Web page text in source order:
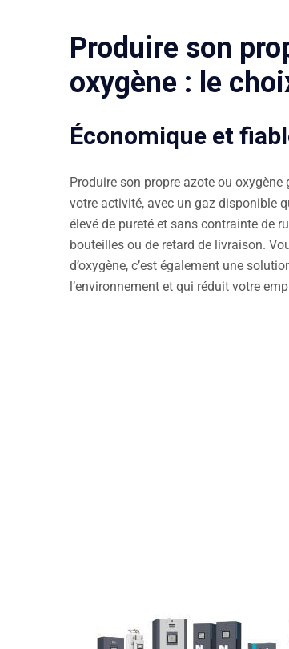
Produire son
oxygène : le
Économique et
Produire son propre azote ou
votre activité, avec un gaz disponible
élevé de pureté et sans contrainte de
bouteilles ou de retard de livraison.
d’oxygène, c’est également une
l’environnement et qui réduit votre